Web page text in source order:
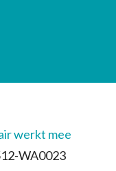
werkt mee
WA0023